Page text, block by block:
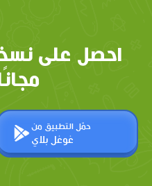
احصل على
حمّل التطبيق من
غوغل بلاي